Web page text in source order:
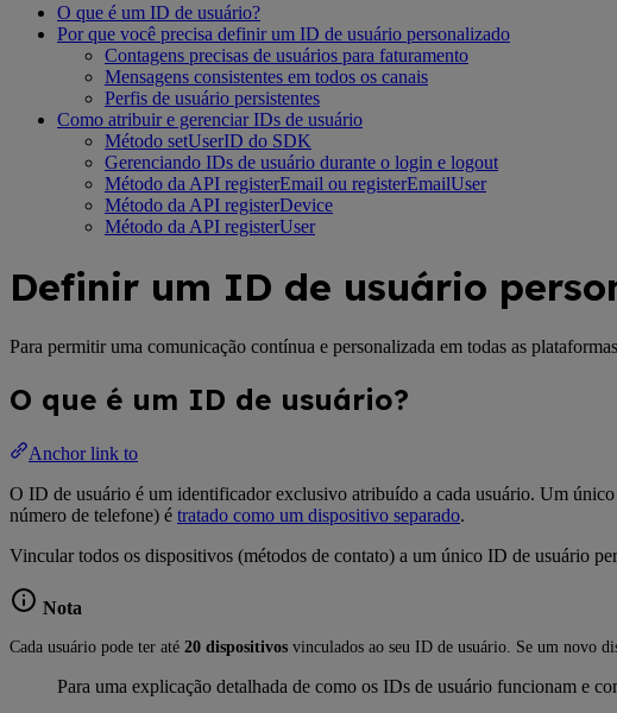
O que é um ID de usuário?
Por que você precisa definir um ID de usuário personalizado
Contagens precisas de usuários para faturamento
Mensagens consistentes em todos os canais
Perfis de usuário persistentes
Como atribuir e gerenciar IDs de usuário
Método setUserID do SDK
Gerenciando IDs de usuário durante o login e logout
Método da API registerEmail ou registerEmailUser
Método da API registerDevice
Método da API registerUser
Definir um ID de usuário
Para permitir uma comunicação contínua e personalizada em todas as
O que é um ID de usuário?
Anchor link to
O ID de usuário é um identificador exclusivo atribuído a cada usuário. Um
número de telefone) é tratado como um dispositivo separado.
Vincular todos os dispositivos (métodos de contato) a um único ID de usuário
Nota
Cada usuário pode ter até 20 dispositivos vinculados ao seu ID de usuário. Se um novo
Para uma explicação detalhada de como os IDs de usuário funcionam e